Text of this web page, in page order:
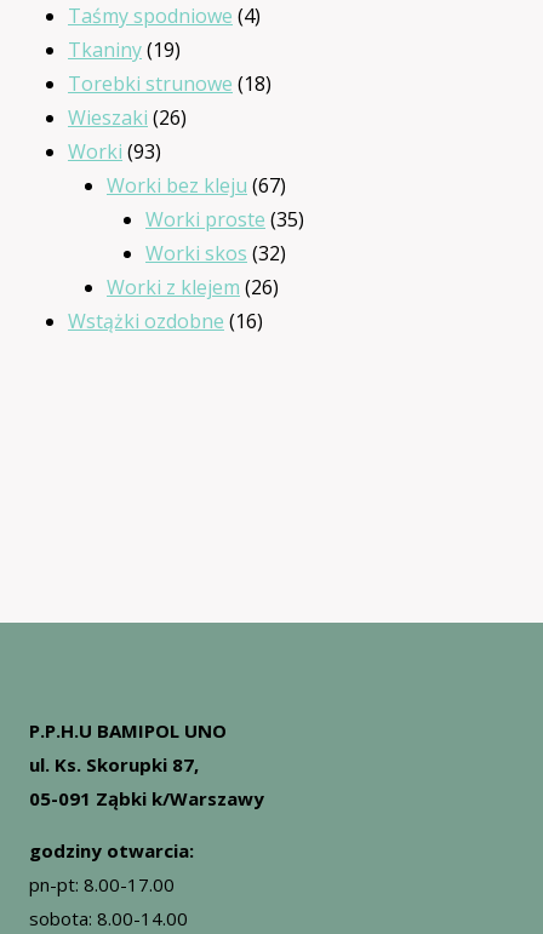
produktów
Taśmy spodniowe 44
Tkaniny 1919
produktów
Torebki strunowe 1818
Wieszaki 2626
Worki 9393
produkty
Worki bez kleju 6767
produktów
Worki proste 3535
Worki skos 3232
Worki z klejem 2626
Wstążki ozdobne 1616
P.P.H.U BAMIPOL UNO
ul. Ks. Skorupki 87,
05-091 Ząbki k/Warszawy
godziny otwarcia:
pn-pt: 8.00-17.00
sobota: 8.00-14.00